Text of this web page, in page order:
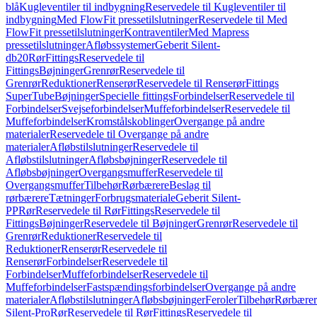
blåKugleventiler til indbygningReservedele til Kugleventiler til
indbygningMed FlowFit pressetilslutningerReservedele til Med
FlowFit pressetilslutningerKontraventilerMed Mapress
pressetilslutningerAfløbssystemerGeberit Silent-
db20RørFittingsReservedele til
FittingsBøjningerGrenrørReservedele til
GrenrørReduktionerRenserørReservedele til RenserørFittings
SuperTubeBøjningerSpecielle fittingsForbindelserReservedele til
ForbindelserSvejseforbindelserMuffeforbindelserReservedele til
MuffeforbindelserKromstålskoblingerOvergange på andre
materialerReservedele til Overgange på andre
materialerAfløbstilslutningerReservedele til
AfløbstilslutningerAfløbsbøjningerReservedele til
AfløbsbøjningerOvergangsmufferReservedele til
OvergangsmufferTilbehørRørbærereBeslag til
rørbærereTætningerForbrugsmaterialeGeberit Silent-
PPRørReservedele til RørFittingsReservedele til
FittingsBøjningerReservedele til BøjningerGrenrørReservedele til
GrenrørReduktionerReservedele til
ReduktionerRenserørReservedele til
RenserørForbindelserReservedele til
ForbindelserMuffeforbindelserReservedele til
MuffeforbindelserFastspændingsforbindelserOvergange på andre
materialerAfløbstilslutningerAfløbsbøjningerFerolerTilbehør
Silent-ProRørReservedele til RørFittingsReservedele til